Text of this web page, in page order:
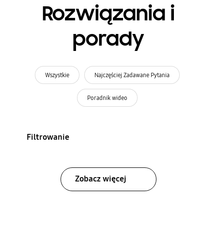
Rozwiązania i
porady
Wszystkie Najczęściej Zadawane Pytania
Poradnik wideo
Filtrowanie
Zobacz więcej